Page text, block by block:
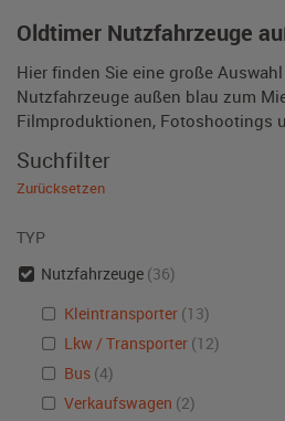
Oldtimer Nutzfahrzeuge
Hier finden Sie eine große
Nutzfahrzeuge außen blau zum
Filmproduktionen, Fotoshootings
Suchfilter
Zurücksetzen
TYP
Nutzfahrzeuge (36)
Kleintransporter (13)
Lkw / Transporter (12)
Bus (4)
Verkaufswagen (2)